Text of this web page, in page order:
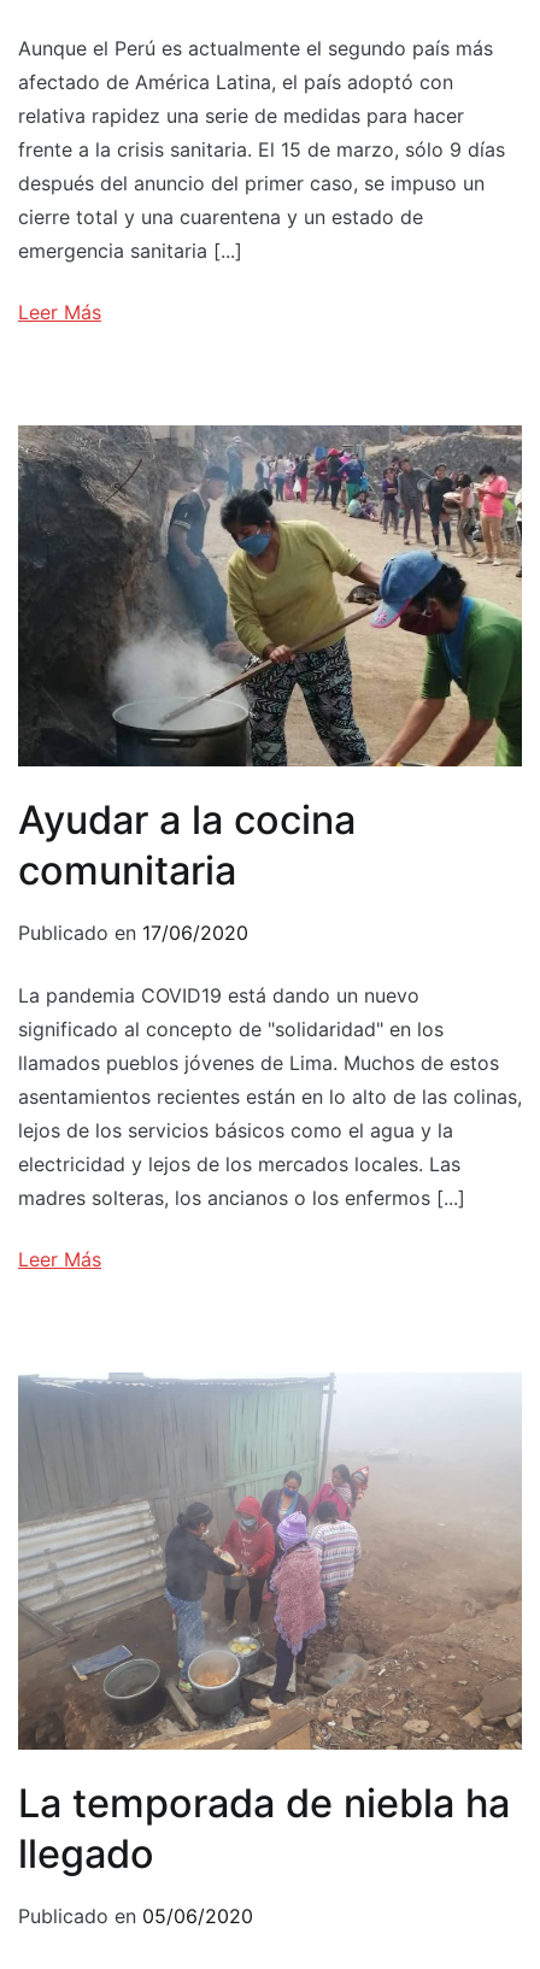
Aunque el Perú es actualmente el segundo país más
afectado de América Latina, el país adoptó con
relativa rapidez una serie de medidas para hacer
frente a la crisis sanitaria. El 15 de marzo, sólo 9 días
después del anuncio del primer caso, se impuso un
cierre total y una cuarentena y un estado de
emergencia sanitaria [...]
Leer Más
Ayudar a la cocina
comunitaria
Publicado en 17/06/2020
La pandemia COVID19 está dando un nuevo
significado al concepto de "solidaridad" en los
llamados pueblos jóvenes de Lima. Muchos de estos
asentamientos recientes están en lo alto de las colinas,
lejos de los servicios básicos como el agua y la
electricidad y lejos de los mercados locales. Las
madres solteras, los ancianos o los enfermos [...]
Leer Más
La temporada de niebla ha
llegado
Publicado en 05/06/2020